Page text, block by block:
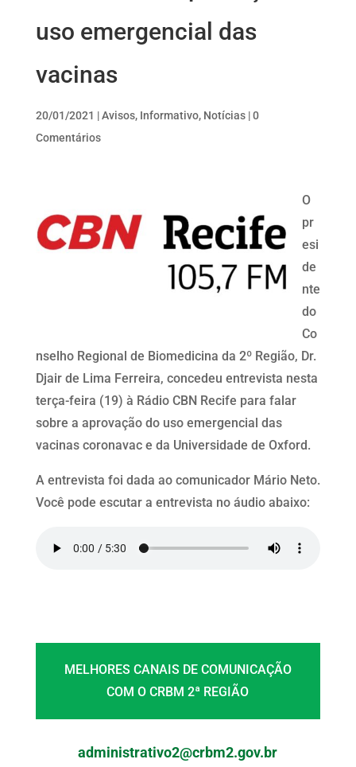
uso emergencial das
vacinas
20/01/2021 |Avisos, Informativo, Notícias|0
Comentários
O
pr
esi
de
nte
do
Co
nselho Regional de Biomedicina da 2º Região, Dr.
Djair de Lima Ferreira, concedeu entrevista nesta
terça-feira (19) à Rádio CBN Recife para falar
sobre a aprovação do uso emergencial das
vacinas coronavac e da Universidade de Oxford.
A entrevista foi dada ao comunicador Mário Neto.
Você pode escutar a entrevista no áudio abaixo:
MELHORES CANAIS DE COMUNICAÇÃO
COM O CRBM 2ª REGIÃO
administrativo2@crbm2.gov.br